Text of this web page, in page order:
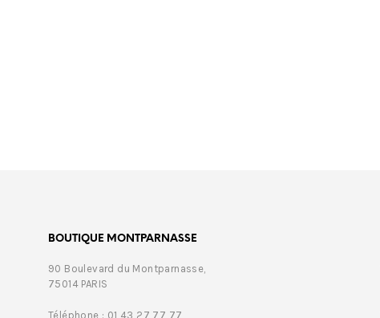
BOUTIQUE MONTPARNASSE
90 Boulevard du Montparnasse,
75014 PARIS
Téléphone : 01 43 27 77 77